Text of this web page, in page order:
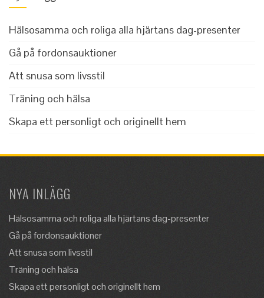
Hälsosamma och roliga alla hjärtans dag-presenter
Gå på fordonsauktioner
Att snusa som livsstil
Träning och hälsa
Skapa ett personligt och originellt hem
NYA INLÄGG
Hälsosamma och roliga alla hjärtans dag-presenter
Gå på fordonsauktioner
Att snusa som livsstil
Träning och hälsa
Skapa ett personligt och originellt hem